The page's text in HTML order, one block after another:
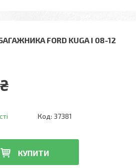
FORD KUGA I 08-12
Код: 37381
КУПИТИ